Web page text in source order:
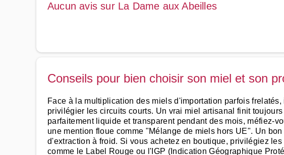
Aucun avis sur La Dame aux Abeilles
Conseils pour bien choisir son miel et son
Face à la multiplication des miels d'importation parfois
privilégier les circuits courts. Un vrai miel artisanal finit
parfaitement liquide et transparent pendant des mois, méfiez-
une mention floue comme "Mélange de miels hors UE". Un
d'extraction à froid. Si vous achetez en boutique, privilégiez
comme le Label Rouge ou l'IGP (Indication Géographique